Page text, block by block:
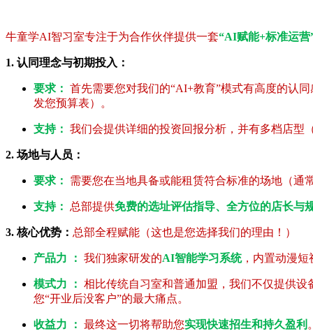
牛童学AI智习室专注于为合作伙伴提供一套“AI赋能+标准运营
1. 认同理念与初期投入：
要求： 首先需要您对我们的“AI+教育”模式有高度的认
发您预算表）。
支持： 我们会提供详细的投资回报分析，并有多档店型
2. 场地与人员：
要求： 需要您在当地具备或能租赁符合标准的场地（通
支持： 总部提供免费的选址评估指导、全方位的店长与
3. 核心优势： 总部全程赋能（这也是您选择我们的理由！）
产品力 ： 我们独家研发的AI智能学习系统，内置动漫短
模式力 ： 相比传统自习室和普通加盟，我们不仅提供设
您“开业后没客户”的最大痛点。
收益力 ： 最终这一切将帮助您实现快速招生和持久盈利